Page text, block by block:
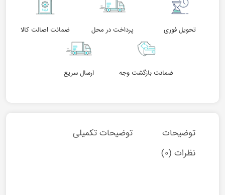
تحویل فوری پرداخت در محل ضمانت اصالت کالا
ضمانت بازگشت وجه ارسال سریع
توضیحات
توضیحات تکمیلی
نظرات (0)